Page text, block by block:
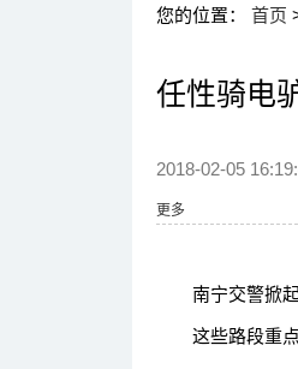
您的位置： 首页
任性骑电
2018-02-05
更多
南宁交警掀起
这些路段重点